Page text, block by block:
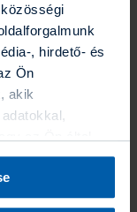
, hirdető- és
Ön
akik
A “Részletek
dönthet arról,
A